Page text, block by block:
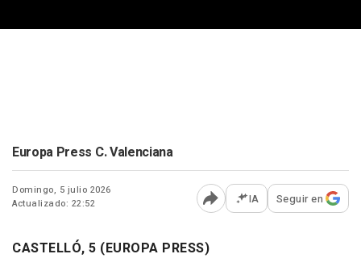
Europa Press C. Valenciana
Domingo, 5 julio 2026
Actualizado: 22:52
Abrir opciones para
IA Seguir en
CASTELLÓ, 5 (EUROPA PRESS)